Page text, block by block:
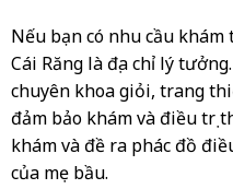
Nếu bạn có nhu cầu
Cái Răng là địa chỉ lý
chuyên khoa giỏi, trang
đảm bảo khám và điều trị
khám và đề ra phác đồ
của mẹ bầu.